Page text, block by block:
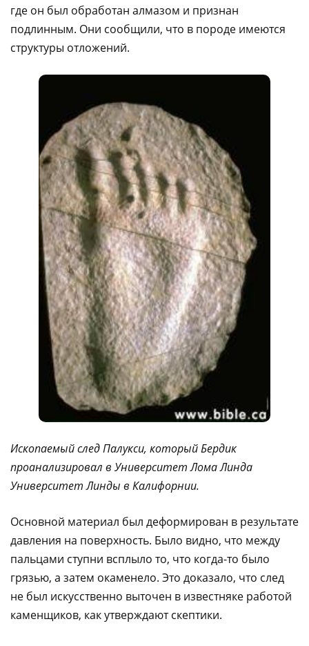
где он был обработан алмазом и признан
подлинным. Они сообщили, что в породе имеются
структуры отложений.
Ископаемый след Палукси, который Бердик
проанализировал в Университет Лома Линда
Университет Линды в Калифорнии.
Основной материал был деформирован в результате
давления на поверхность. Было видно, что между
пальцами ступни всплыло то, что когда-то было
грязью, а затем окаменело. Это доказало, что след
не был искусственно выточен в известняке работой
каменщиков, как утверждают скептики.